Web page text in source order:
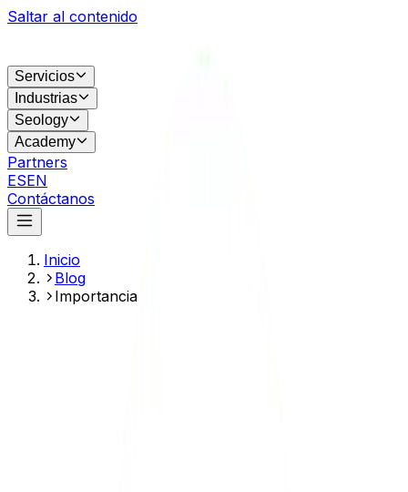
Saltar al contenido
Servicios
Industrias
Seology
Academy
Partners
ESEN
Contáctanos
Inicio
Blog
Importancia del guest posting